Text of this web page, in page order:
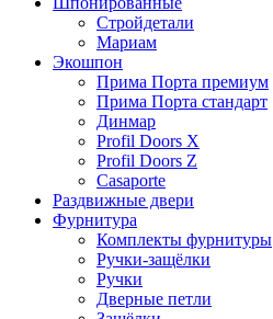
Стройдетали
Мариам
Экошпон
Прима Порта премиум
Прима Порта стандарт
Динмар
Profil Doors X
Profil Doors Z
Casaporte
Раздвижные двери
Фурнитура
Комплекты фурнитуры
Ручки-защёлки
Ручки
Дверные петли